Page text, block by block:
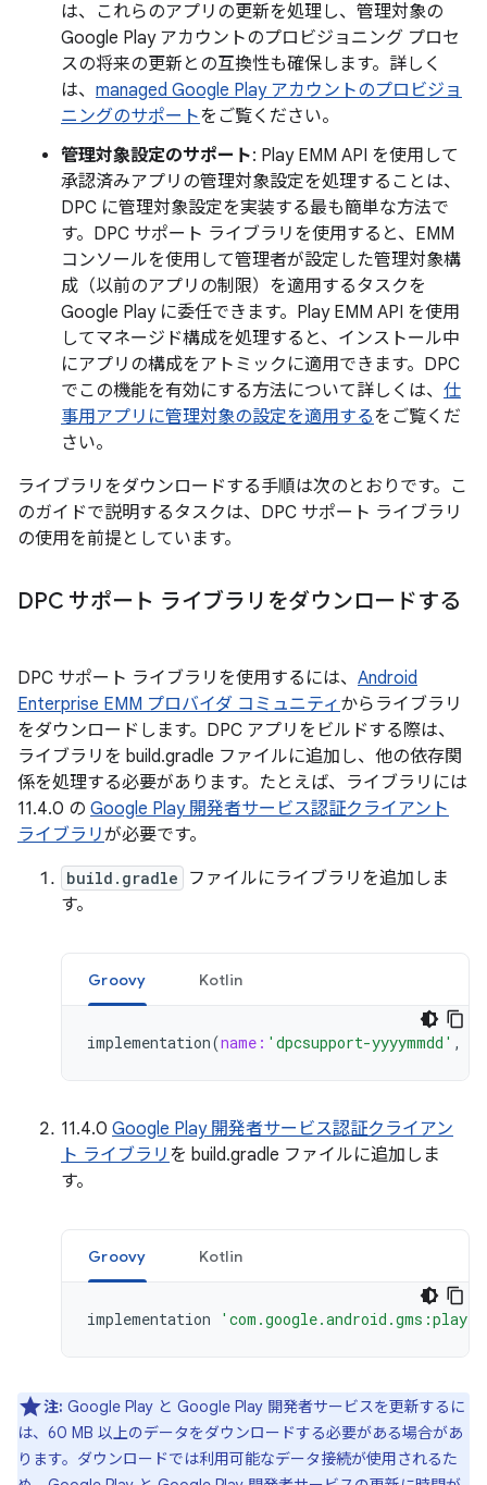
は、これらのアプリの更新を処理し、管理対象の
Google Play アカウントのプロビジョニング プロセ
スの将来の更新との互換性も確保します。詳しく
は、 managed Google Play アカウントのプロビジョ
ニングのサポートをご覧ください。
管理対象設定のサポート: Play EMM API を使用して
承認済みアプリの管理対象設定を処理することは、
DPC に管理対象設定を実装する最も簡単な方法で
す。DPC サポート ライブラリを使用すると、EMM
コンソールを使用して管理者が設定した管理対象構
成（以前のアプリの制限）を適用するタスクを
Google Play に委任できます。Play EMM API を使用
してマネージド構成を処理すると、インストール中
にアプリの構成をアトミックに適用できます。DPC
でこの機能を有効にする方法について詳しくは、 仕
事用アプリに管理対象の設定を適用するをご覧くだ
さい。
ライブラリをダウンロードする手順は次のとおりです。こ
のガイドで説明するタスクは、DPC サポート ライブラリ
の使用を前提としています。
DPC サポート ライブラリをダウンロードする
DPC サポート ライブラリを使用するには、 Android
Enterprise EMM プロバイダ コミュニティ からライブラリ
をダウンロードします。DPC アプリをビルドする際は、
ライブラリを build.gradle ファイルに追加し、他の依存関
係を処理する必要があります。たとえば、ライブラリには
11.4.0 の Google Play 開発者サービス認証クライアント
ライブラリが必要です。
build.gradle
ファイルにライブラリを追加しま
す。
Groovy Kotlin
implementation(name: 'dpcsupport-yyyymmdd' ,
11.4.0 Google Play 開発者サービス認証クライアン
ト ライブラリ を build.gradle ファイルに追加しま
す。
Groovy Kotlin
implementation
注: Google Play と Google Play 開発者サービスを更新するに
は、60 MB 以上のデータをダウンロードする必要がある場合があ
ります。ダウンロードでは利用可能なデータ接続が使用されるた